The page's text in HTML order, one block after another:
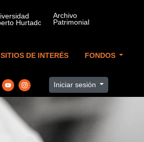
SITIOS DE INTERÉS FONDOS
Iniciar sesión